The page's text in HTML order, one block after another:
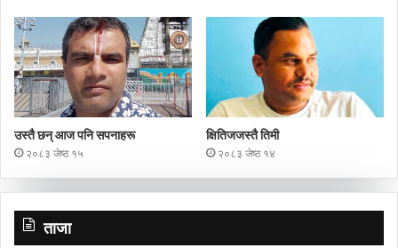
उस्तै छन् आज पनि सपनाहरू
२०८३ जेष्ठ १५
क्षितिजजस्तै तिमी
२०८३ जेष्ठ १४
ताजा